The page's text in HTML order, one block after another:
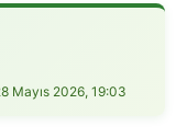
Mayıs 2026, 19:03